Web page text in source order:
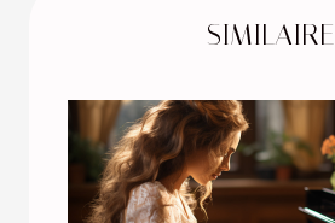
SIMILAIRE